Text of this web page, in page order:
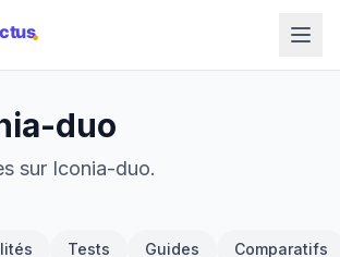
duo
sur Iconia-duo.
Tests Guides Comparatifs